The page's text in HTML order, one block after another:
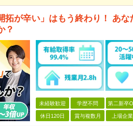
拓が辛い」はもう終わり！ あ
？
未経験歓迎 学歴不問 第二新卒
休日120日 賞与複数月 上場企業